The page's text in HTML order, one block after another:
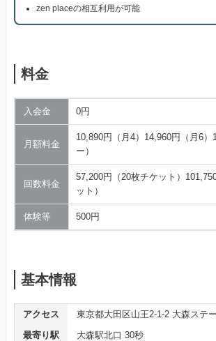
zen placeの相互利用が可能
料金
入会金 0円
月額料金
10,890円（月4）14,960円（月6）
ー）
回数料金
57,200円（20枚チケット）
ット）
体験等 500円
基本情報
アクセス
東京都大田区山王2-1-2 大森ステ
最寄り駅
大森駅北口 30秒